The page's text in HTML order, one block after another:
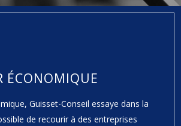
ÉCONOMIQUE
Guisset-Conseil essaye dans la
de recourir à des entreprises